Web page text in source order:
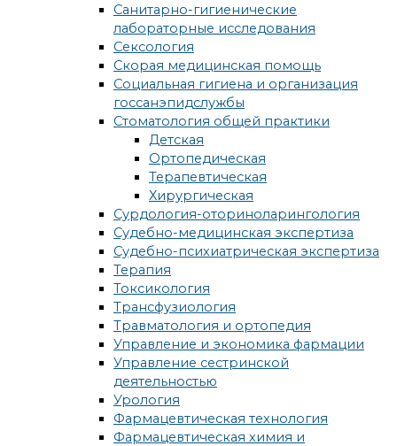
Санитарно-гигиенические
лабораторные исследования
Сексология
Скорая медицинская помощь
Социальная гигиена и организация
госсанэпидслужбы
Стоматология общей практики
Детская
Ортопедическая
Терапевтическая
Хирургическая
Сурдология-оториноларингология
Судебно-медицинская экспертиза
Судебно-психиатрическая экспертиза
Терапия
Токсикология
Трансфузиология
Травматология и ортопедия
Управление и экономика фармации
Управление сестринской
деятельностью
Урология
Фармацевтическая технология
Фармацевтическая химия и